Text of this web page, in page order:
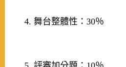
4. 舞台整體性：30％